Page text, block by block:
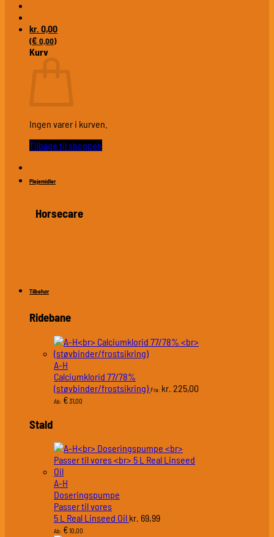
kr. 0,00
(€ 0,00)
Kurv
Ingen varer i kurven.
Tilbage til shoppen
Plejemidler
Horsecare
Tilbehør
Ridebane
A-H
Calciumklorid 77/78%
(støvbinder/frostsikring) Fra: kr. 225,00
Ab: €31,00
Stald
A-H
Doseringspumpe
Passer til vores
5 L Real Linseed Oil kr. 69,99
Ab: €10,00